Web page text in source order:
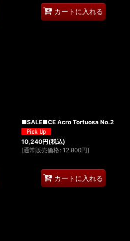
カートに入れる
■SALE■CE Acro Tortuosa No.2
10,240円(税込)
[通常販売価格 : 12,800円]
カートに入れる